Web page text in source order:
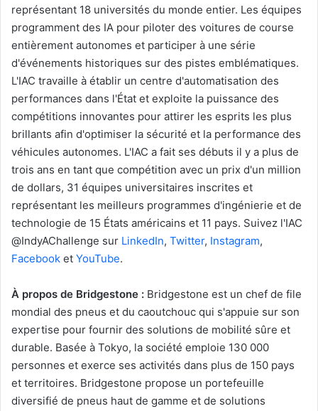
représentant 18 universités du monde entier. Les équipes
programment des IA pour piloter des voitures de course
entièrement autonomes et participer à une série
d'événements historiques sur des pistes emblématiques.
L'IAC travaille à établir un centre d'automatisation des
performances dans l'État et exploite la puissance des
compétitions innovantes pour attirer les esprits les plus
brillants afin d'optimiser la sécurité et la performance des
véhicules autonomes. L'IAC a fait ses débuts il y a plus de
trois ans en tant que compétition avec un prix d'un million
de dollars, 31 équipes universitaires inscrites et
représentant les meilleurs programmes d'ingénierie et de
technologie de 15 États américains et 11 pays. Suivez l'IAC
@IndyAChallenge sur LinkedIn, Twitter, Instagram,
Facebook et YouTube.
À propos de Bridgestone : Bridgestone est un chef de file
mondial des pneus et du caoutchouc qui s'appuie sur son
expertise pour fournir des solutions de mobilité sûre et
durable. Basée à Tokyo, la société emploie 130 000
personnes et exerce ses activités dans plus de 150 pays
et territoires. Bridgestone propose un portefeuille
diversifié de pneus haut de gamme et de solutions